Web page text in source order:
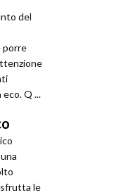
del
porre
Q ...
le